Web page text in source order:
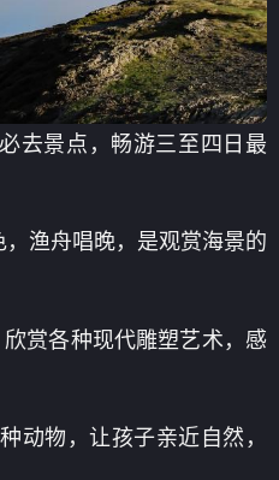
去景点，畅游三至四日最
渔舟唱晚，是观赏海景的
赏各种现代雕塑艺术，感
动物，让孩子亲近自然，